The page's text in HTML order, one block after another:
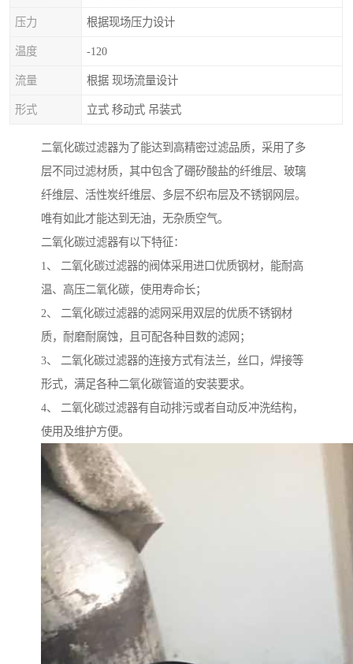
压力 根据现场压力设计
温度 -120
流量 根据 现场流量设计
形式 立式 移动式 吊装式
二氧化碳过滤器为了能达到高精密过滤品质，采用了多
层不同过滤材质，其中包含了硼矽酸盐的纤维层、玻璃
纤维层、活性炭纤维层、多层不织布层及不锈钢网层。
唯有如此才能达到无油，无杂质空气。
二氧化碳过滤器有以下特征：
1、 二氧化碳过滤器的阀体采用进口优质钢材，能耐高
温、高压二氧化碳，使用寿命长；
2、 二氧化碳过滤器的滤网采用双层的优质不锈钢材
质，耐磨耐腐蚀，且可配各种目数的滤网；
3、 二氧化碳过滤器的连接方式有法兰，丝口，焊接等
形式，满足各种二氧化碳管道的安装要求。
4、 二氧化碳过滤器有自动排污或者自动反冲洗结构，
使用及维护方便。